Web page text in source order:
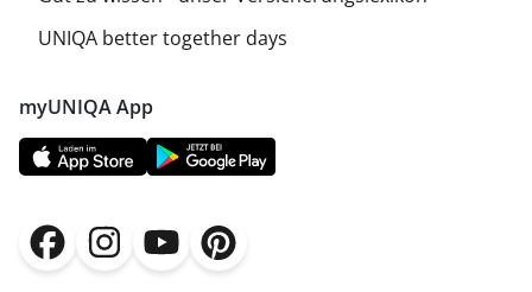
myUNIQA App
UNIQA better together days